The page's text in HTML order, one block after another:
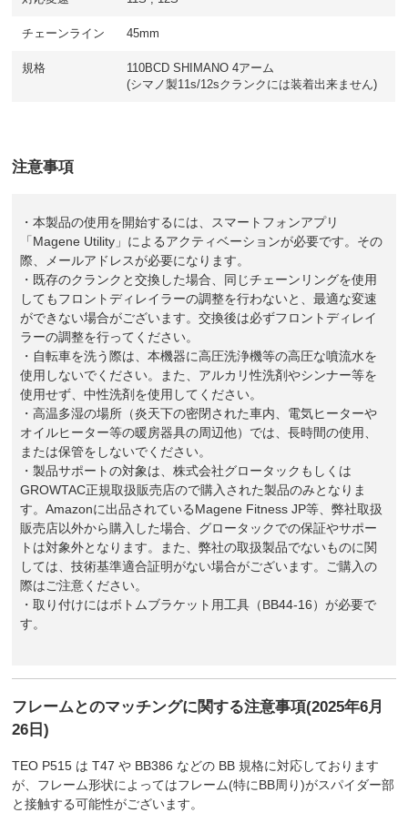
チェーンライン 45mm
規格
110BCD SHIMANO 4アーム
(シマノ製11s/12sクランクには装着出来ません)
注意事項
・本製品の使用を開始するには、スマートフォンアプリ
「Magene Utility」によるアクティベーションが必要です。その
際、メールアドレスが必要になります。
・既存のクランクと交換した場合、同じチェーンリングを使用
してもフロントディレイラーの調整を行わないと、最適な変速
ができない場合がございます。交換後は必ずフロントディレイ
ラーの調整を行ってください。
・自転車を洗う際は、本機器に高圧洗浄機等の高圧な噴流水を
使用しないでください。また、アルカリ性洗剤やシンナー等を
使用せず、中性洗剤を使用してください。
・高温多湿の場所（炎天下の密閉された車内、電気ヒーターや
オイルヒーター等の暖房器具の周辺他）では、長時間の使用、
または保管をしないでください。
・製品サポートの対象は、株式会社グロータックもしくは
GROWTAC正規取扱販売店ので購入された製品のみとなりま
す。Amazonに出品されているMagene Fitness JP等、弊社取扱
販売店以外から購入した場合、グロータックでの保証やサポー
トは対象外となります。また、弊社の取扱製品でないものに関
しては、技術基準適合証明がない場合がございます。ご購入の
際はご注意ください。
・取り付けにはボトムブラケット用工具（BB44-16）が必要で
す。
フレームとのマッチングに関する注意事項(2025年6月
26日)
TEO P515 は T47 や BB386 などの BB 規格に対応しております
が、フレーム形状によってはフレーム(特にBB周り)がスパイダー部
と接触する可能性がございます。